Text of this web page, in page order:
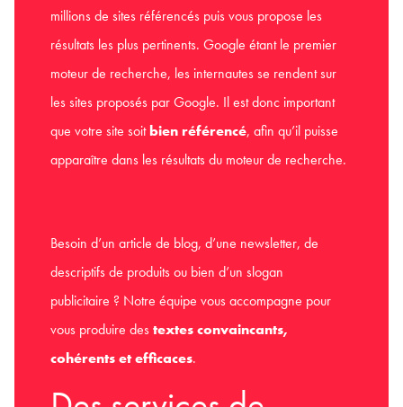
millions de sites référencés puis vous propose les
résultats les plus pertinents. Google étant le premier
moteur de recherche, les internautes se rendent sur
les sites proposés par Google. Il est donc important
que votre site soitbien référencé, afin qu’il puisse
apparaître dans les résultats du moteur de recherche.
Besoin d’un article de blog, d’une newsletter, de
descriptifs de produits ou bien d’un slogan
publicitaire ? Notre équipe vous accompagne pour
vous produire destextesconvaincants,
cohérents et efficaces.